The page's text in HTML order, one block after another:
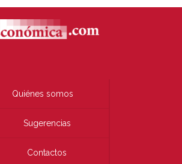
Quiénes somos
Sugerencias
Contactos